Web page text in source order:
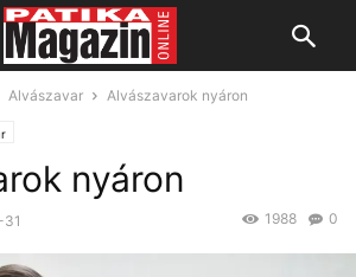
Alvászavar Alvászavarok nyáron
nyáron
0
1988